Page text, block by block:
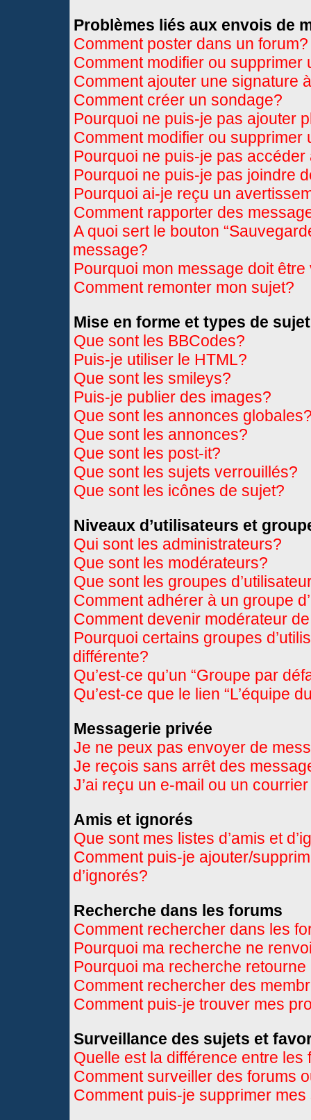
Problèmes liés aux envois de
Comment poster dans un forum?
Comment modifier ou supprimer
Comment ajouter une signature
Comment créer un sondage?
Pourquoi ne puis-je pas ajouter
Comment modifier ou supprimer
Pourquoi ne puis-je pas accéder
Pourquoi ne puis-je pas joindre
Pourquoi ai-je reçu un
Comment rapporter des
A quoi sert le bouton
message?
Pourquoi mon message doit être
Comment remonter mon sujet?
Mise en forme et types de sujet
Que sont les BBCodes?
Puis-je utiliser le HTML?
Que sont les smileys?
Puis-je publier des images?
Que sont les annonces
Que sont les annonces?
Que sont les post-it?
Que sont les sujets verrouillés?
Que sont les icônes de sujet?
Niveaux d’utilisateurs et
Qui sont les administrateurs?
Que sont les modérateurs?
Que sont les groupes
Comment adhérer à un groupe
Comment devenir modérateur
Pourquoi certains groupes
différente?
Qu’est-ce qu’un “Groupe par
Qu’est-ce que le lien “L’équipe
Messagerie privée
Je ne peux pas envoyer de
Je reçois sans arrêt des
J’ai reçu un e-mail ou un
Amis et ignorés
Que sont mes listes d’amis et
Comment puis-je ajouter/
d’ignorés?
Recherche dans les forums
Comment rechercher dans les
Pourquoi ma recherche ne
Pourquoi ma recherche
Comment rechercher des
Comment puis-je trouver mes
Surveillance des sujets et
Quelle est la différence entre
Comment surveiller des forums
Comment puis-je supprimer